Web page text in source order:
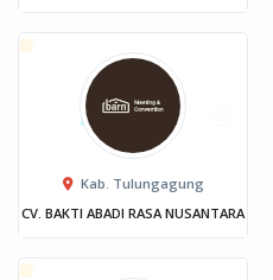
Kab. Tulungagung
CV. BAKTI ABADI RASA NUSANTARA